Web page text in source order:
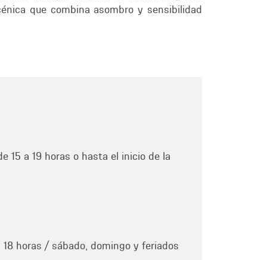
que combina asombro y sensibilidad
15 a 19 horas o hasta el inicio de la
18 horas / sábado, domingo y feriados